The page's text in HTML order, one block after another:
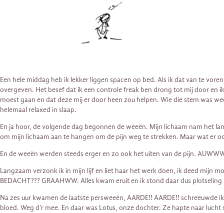
Een hele middag heb ik lekker liggen spacen op bed. Als ik dat van te
overgeven. Het besef dat ik een controle freak ben drong tot mij door en
moest gaan en dat deze mij er door heen zou helpen. Wie die stem was
helemaal relaxed in slaap.
En ja hoor, de volgende dag begonnen de weeën. Mijn lichaam nam het
om mijn lichaam aan te hangen om de pijn weg te strekken. Maar wat er
En de weeën werden steeds erger en zo ook het uiten van de pijn.
Langzaam verzonk ik in mijn lijf en liet haar het werk doen, ik deed mijn
BEDACHT??? GRAAHWW. Alles kwam eruit en ik stond daar dus
Na zes uur kwamen de laatste persweeën, AARDE!! AARDE!!
bloed. Weg d’r mee. En daar was Lotus, onze dochter. Ze hapte naar